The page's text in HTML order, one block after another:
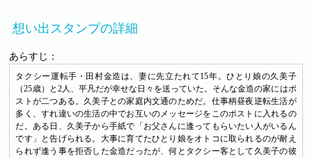
想い出スタンプの詳細
あらすじ：
タクシー運転手・田村金造は、妻に先立たれて15年。ひとり娘の久美子
（25歳）と2人、平凡だが幸せな日々を送っていた。そんな金造の家にはポ
ストが二つある。久美子との家庭内文通のためだ。仕事柄昼夜逆転生活が
多く、すれ違いの生活の中でお互いのメッセージをこのポストに入れるの
だ。ある日、久美子から手紙で「お父さんに逢ってもらいたい人がいるん
です」と告げられる。大事に育てたひとり娘をオトコに取られるのが耐え
られず逢う事を拒否した金造だったが、何とタクシー客として久美子の彼